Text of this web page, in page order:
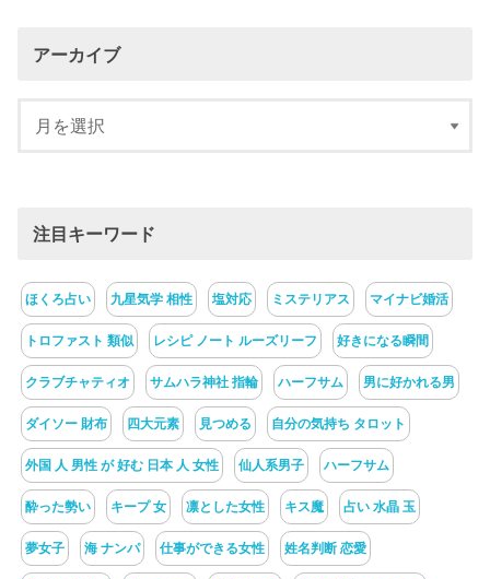
アーカイブ
注目キーワード
ほくろ占い 九星気学 相性 塩対応 ミステリアス マイナビ婚活
トロファスト 類似 レシピ ノート ルーズリーフ 好きになる瞬間
クラブチャティオ サムハラ神社 指輪 ハーフサム 男に好かれる男
ダイソー 財布 四大元素 見つめる 自分の気持ち タロット
外国 人 男性 が 好む 日本 人 女性 仙人系男子 ハーフサム
酔った勢い キープ 女 凛とした女性 キス魔 占い 水晶 玉
夢女子 海 ナンパ 仕事ができる女性 姓名判断 恋愛